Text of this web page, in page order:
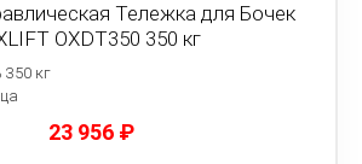
Тележка для Бочек
OXDT350 350 кг
350 кг
23 956 ₽